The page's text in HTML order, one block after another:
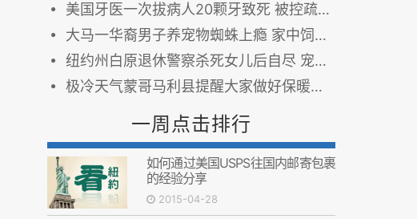
美国牙医一次拔病人20颗牙致死 被控疏忽杀人罪（图）
大马一华裔男子养宠物蜘蛛上瘾 家中饲养超百只
纽约州白原退休警察杀死女儿后自尽 宠物狗也被杀
极冷天气蒙哥马利县提醒大家做好保暖安全准备
一周点击排行
如何通过美国USPS往国内邮寄包裹
的经验分享
2015-04-28